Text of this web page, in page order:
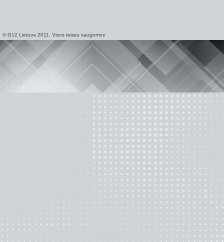
© G12 Lietuva 2011. Visos teisės saugomos